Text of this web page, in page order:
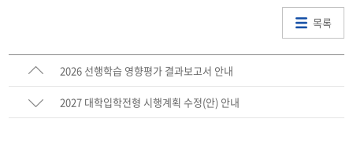
목록
2026 선행학습 영향평가 결과보고서 안내
2027 대학입학전형 시행계획 수정(안) 안내